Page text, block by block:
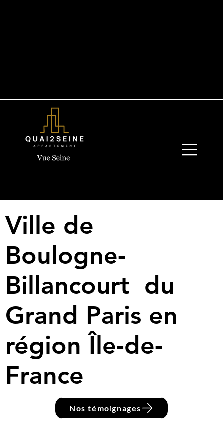
Ville de
Boulogne-
Billancourt du
Grand Paris en
région Île-de-
France
Nos témoignages